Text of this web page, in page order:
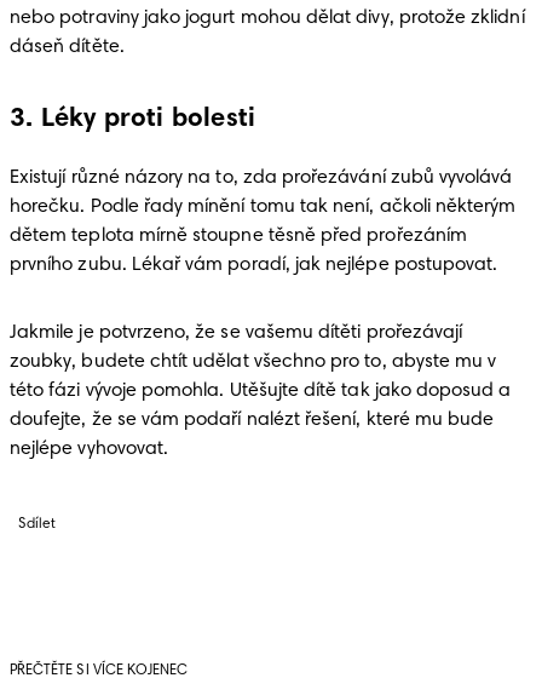
nebo potraviny jako jogurt mohou dělat divy, protože zklidní
dáseň dítěte.
3. Léky proti bolesti
Existují různé názory na to, zda prořezávání zubů vyvolává
horečku. Podle řady mínění tomu tak není, ačkoli některým
dětem teplota mírně stoupne těsně před prořezáním
prvního zubu. Lékař vám poradí, jak nejlépe postupovat.
Jakmile je potvrzeno, že se vašemu dítěti prořezávají
zoubky, budete chtít udělat všechno pro to, abyste mu v
této fázi vývoje pomohla. Utěšujte dítě tak jako doposud a
doufejte, že se vám podaří nalézt řešení, které mu bude
nejlépe vyhovovat.
Sdílet
PŘEČTĚTE SI VÍCE KOJENEC